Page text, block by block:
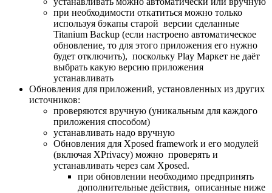
при необходимости откатиться можно только
используя бэкапы старой версии сделанные
Titanium Backup (если настроено автоматическое
обновление, то для этого приложения его нужно
будет отключить), поскольку Play Маркет не даёт
выбрать какую версию приложения
устанавливать
Обновления для приложений, установленных из других
источников:
проверяются вручную (уникальным для каждого
приложения способом)
устанавливать надо вручную
Обновления для Xposed framework и его модулей
(включая XPrivacy) можно проверять и
устанавливать через сам Xposed.
при обновлении необходимо предпринять
дополнительные действия, описанные ниже